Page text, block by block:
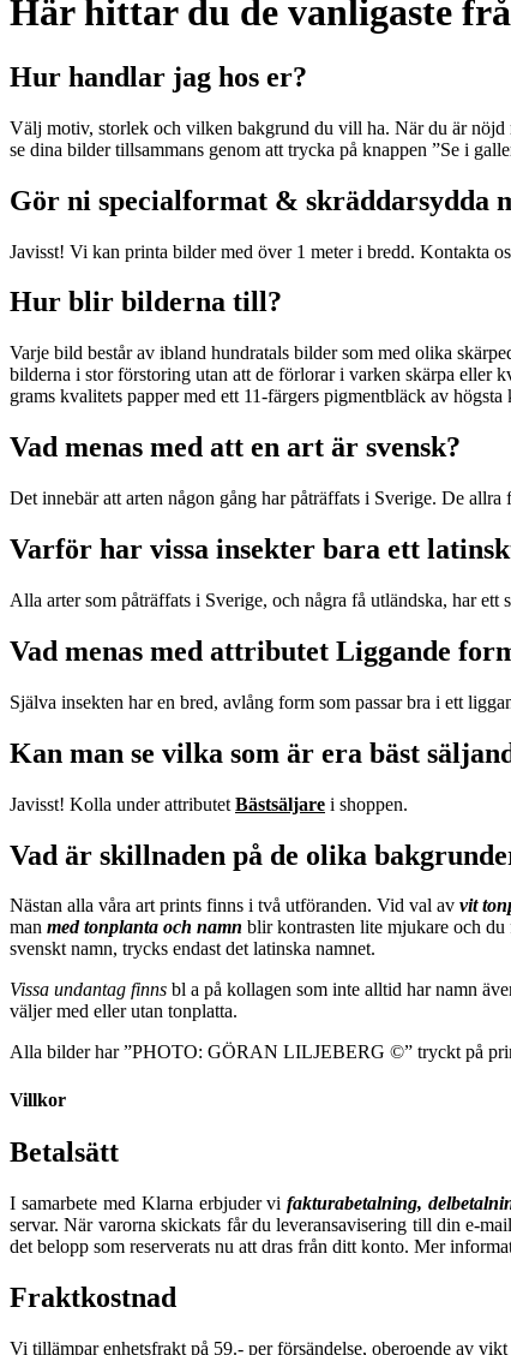
Här hittar du de vanligaste
Hur handlar jag hos er?
Välj motiv, storlek och vilken bakgrund du vill ha. När du är
se dina bilder tillsammans genom att trycka på knappen ”Se i
Gör ni specialformat & skräddarsydda
Javisst! Vi kan printa bilder med över 1 meter i bredd. Kontakta
Hur blir bilderna till?
Varje bild består av ibland hundratals bilder som med olika
bilderna i stor förstoring utan att de förlorar i varken skärpa eller
grams kvalitets papper med ett 11-färgers pigmentbläck av
Vad menas med att en art är svensk?
Det innebär att arten någon gång har påträffats i Sverige. De
Varför har vissa insekter bara ett
Alla arter som påträffats i Sverige, och några få utländska, har ett
Vad menas med attributet Liggande
Själva insekten har en bred, avlång form som passar bra i ett
Kan man se vilka som är era bäst
Javisst! Kolla under attributet Bästsäljare i shoppen.
Vad är skillnaden på de olika
Nästan alla våra art prints finns i två utföranden. Vid val av vit
man med tonplanta och namn blir kontrasten lite mjukare och du
svenskt namn, trycks endast det latinska namnet.
Vissa undantag finns bl a på kollagen som inte alltid har namn
väljer med eller utan tonplatta.
Alla bilder har ”PHOTO: GÖRAN LILJEBERG ©” tryckt på
Villkor
Betalsätt
I samarbete med Klarna erbjuder vi fakturabetalning,
servar. När varorna skickats får du leveransavisering till din e-
det belopp som reserverats nu att dras från ditt konto. Mer
Fraktkostnad
Vi tillämpar enhetsfrakt på 59.- per försändelse, oberoende av